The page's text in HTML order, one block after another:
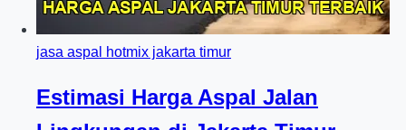
jasa aspal hotmix jakarta timur
Estimasi Harga Aspal Jalan